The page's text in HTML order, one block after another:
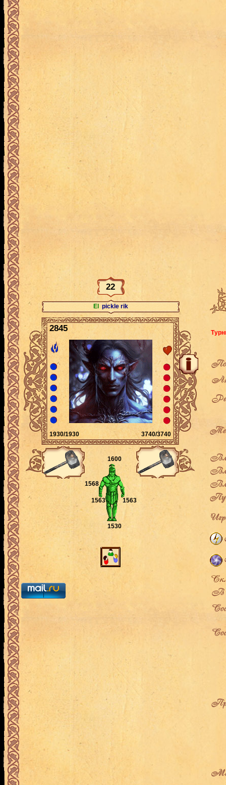
22
El pickle rik
2845
1930/1930 3740/3740
1600
1568
1530
1563 1563
В